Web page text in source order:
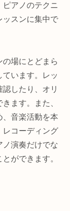
アノのテクニ
ッスンに集中で
の場にとどまら
います。レッ
したり、オリ
ます。また、
、音楽活動を本
レコーディング
ノ演奏だけでな
ができます。